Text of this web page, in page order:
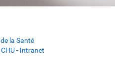
la Santé
- Intranet